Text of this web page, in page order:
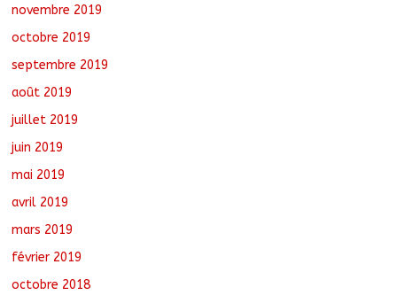
novembre 2019
octobre 2019
septembre 2019
août 2019
juillet 2019
juin 2019
mai 2019
avril 2019
mars 2019
février 2019
octobre 2018